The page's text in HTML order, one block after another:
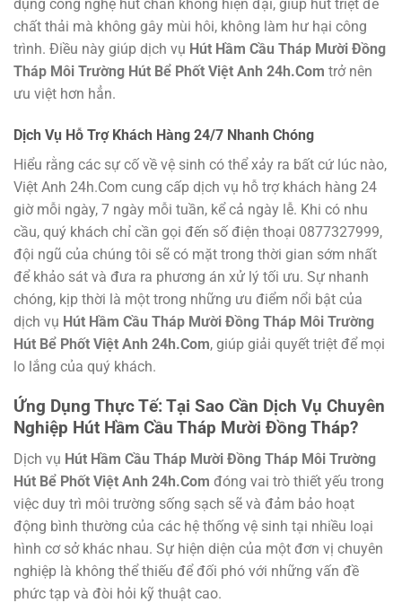
dụng công nghệ hút chân không hiện đại, giúp hút triệt để
chất thải mà không gây mùi hôi, không làm hư hại công
trình. Điều này giúp dịch vụ Hút Hầm Cầu Tháp Mười Đồng
Tháp Môi Trường Hút Bể Phốt Việt Anh 24h.Com trở nên
ưu việt hơn hẳn.
Dịch Vụ Hỗ Trợ Khách Hàng 24/7 Nhanh Chóng
Hiểu rằng các sự cố về vệ sinh có thể xảy ra bất cứ lúc nào,
Việt Anh 24h.Com cung cấp dịch vụ hỗ trợ khách hàng 24
giờ mỗi ngày, 7 ngày mỗi tuần, kể cả ngày lễ. Khi có nhu
cầu, quý khách chỉ cần gọi đến số điện thoại 0877327999,
đội ngũ của chúng tôi sẽ có mặt trong thời gian sớm nhất
để khảo sát và đưa ra phương án xử lý tối ưu. Sự nhanh
chóng, kịp thời là một trong những ưu điểm nổi bật của
dịch vụ Hút Hầm Cầu Tháp Mười Đồng Tháp Môi Trường
Hút Bể Phốt Việt Anh 24h.Com, giúp giải quyết triệt để mọi
lo lắng của quý khách.
Ứng Dụng Thực Tế: Tại Sao Cần Dịch Vụ Chuyên
Nghiệp Hút Hầm Cầu Tháp Mười Đồng Tháp?
Dịch vụ Hút Hầm Cầu Tháp Mười Đồng Tháp Môi Trường
Hút Bể Phốt Việt Anh 24h.Com đóng vai trò thiết yếu trong
việc duy trì môi trường sống sạch sẽ và đảm bảo hoạt
động bình thường của các hệ thống vệ sinh tại nhiều loại
hình cơ sở khác nhau. Sự hiện diện của một đơn vị chuyên
nghiệp là không thể thiếu để đối phó với những vấn đề
phức tạp và đòi hỏi kỹ thuật cao.